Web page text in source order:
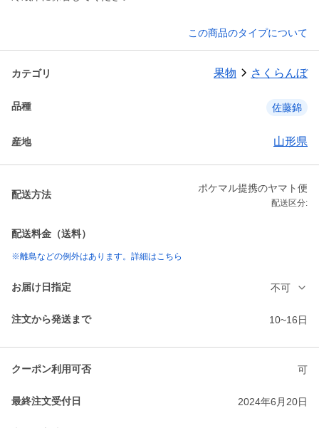
この商品のタイプについて
カテゴリ 果物 さくらんぼ
品種 佐藤錦
産地 山形県
配送方法
ポケマル提携のヤマト便
配送区分:
配送料金（送料）
※離島などの例外はあります。詳細はこちら
お届け日指定 不可
注文から発送まで 10~16日
クーポン利用可否 可
最終注文受付日 2024年6月20日